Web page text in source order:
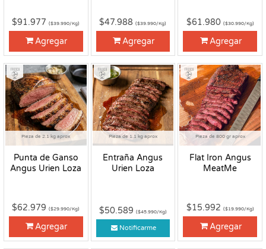
$91.977($39.990/Kg)
Agregar
$47.988($39.990/Kg)
Agregar
$61.980 ($30.990/Kg)
Agregar
Pieza de 2.1 kg aprox
Punta de Ganso
Angus Urien Loza
Fresco
$62.979($29.990/Kg)
Agregar
Pieza de 1.1 kg aprox
Entraña Angus
Urien Loza
Fresco
$50.589 ($45.990/Kg)
Notificarme
Pieza de 800 gr aprox
Flat Iron Angus
MeatMe
Fresco
$15.992 ($19.990/Kg)
Agregar